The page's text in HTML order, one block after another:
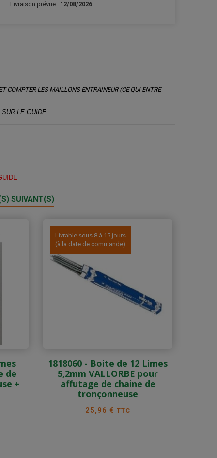
Livraison prévue : 12/08/2026
COMPTER LES MAILLONS ENTRAINEUR (CE QUI ENTRE
LE GUIDE
SUIVANT(S)
de
+
Livrable sous 8 à 15 jours
(à la date de commande)
1818060 - Boite de 12 Limes
5,2mm VALLORBE pour
affutage de chaine de
tronçonneuse
Prix
25,96 €TTC